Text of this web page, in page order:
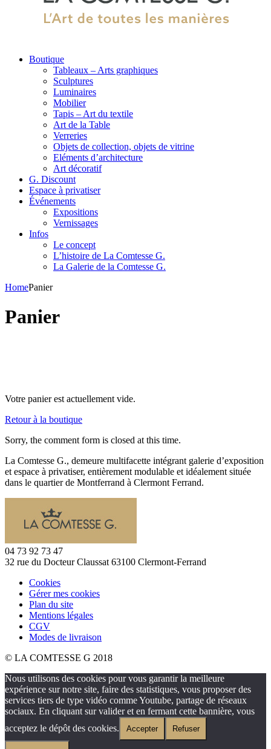
Boutique
Tableaux – Arts graphiques
Sculptures
Luminaires
Mobilier
Tapis – Art du textile
Art de la Table
Verreries
Objets de collection, objets de vitrine
Eléments d’architecture
Art décoratif
G. Discount
Espace à privatiser
Événements
Expositions
Vernissages
Infos
Le concept
L’histoire de La Comtesse G.
La Galerie de la Comtesse G.
HomePanier
Panier
Votre panier est actuellement vide.
Retour à la boutique
Sorry, the comment form is closed at this time.
La Comtesse G., demeure multifacette intégrant galerie d’exposition
et espace à privatiser, entièrement modulable et idéalement située
dans le quartier de Montferrand à Clermont Ferrand.
04 73 92 73 47
32 rue du Docteur Claussat 63100 Clermont-Ferrand
Cookies
Gérer mes cookies
Plan du site
Mentions légales
CGV
Modes de livraison
© LA COMTESSE G 2018
Nous utilisons des cookies pour vous garantir la meilleure
expérience sur notre site, faire des statistiques, vous proposer des
services tiers de type vidéo comme Youtube, partage de réseaux
sociaux. En cliquant sur valider et en fermant cette bannière, vous
acceptez le dépôt des cookies.
Accepter Refuser